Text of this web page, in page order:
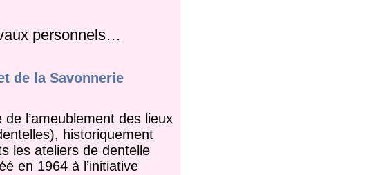
personnels…
de la Savonnerie
l’ameublement des lieux
historiquement
les ateliers de dentelle
en 1964 à l’initiative